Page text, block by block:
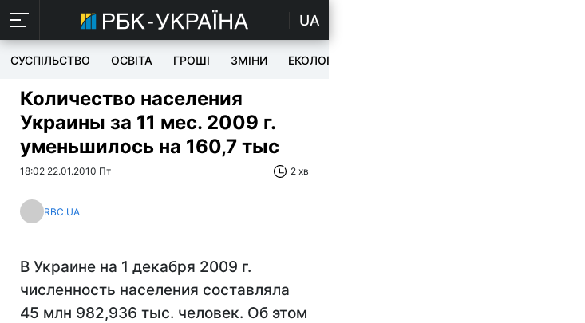
UA
СУСПІЛЬСТВО ОСВІТА ГРОШІ ЗМІНИ ЕКОЛОГІЯ
Количество населения
Украины за 11 мес. 2009 г.
уменьшилось на 160,7 тыс
18:02 22.01.2010 Пт 2 хв
RBC.UA
В Украине на 1 декабря 2009 г.
численность населения составляла
45 млн 982,936 тыс. человек. Об этом